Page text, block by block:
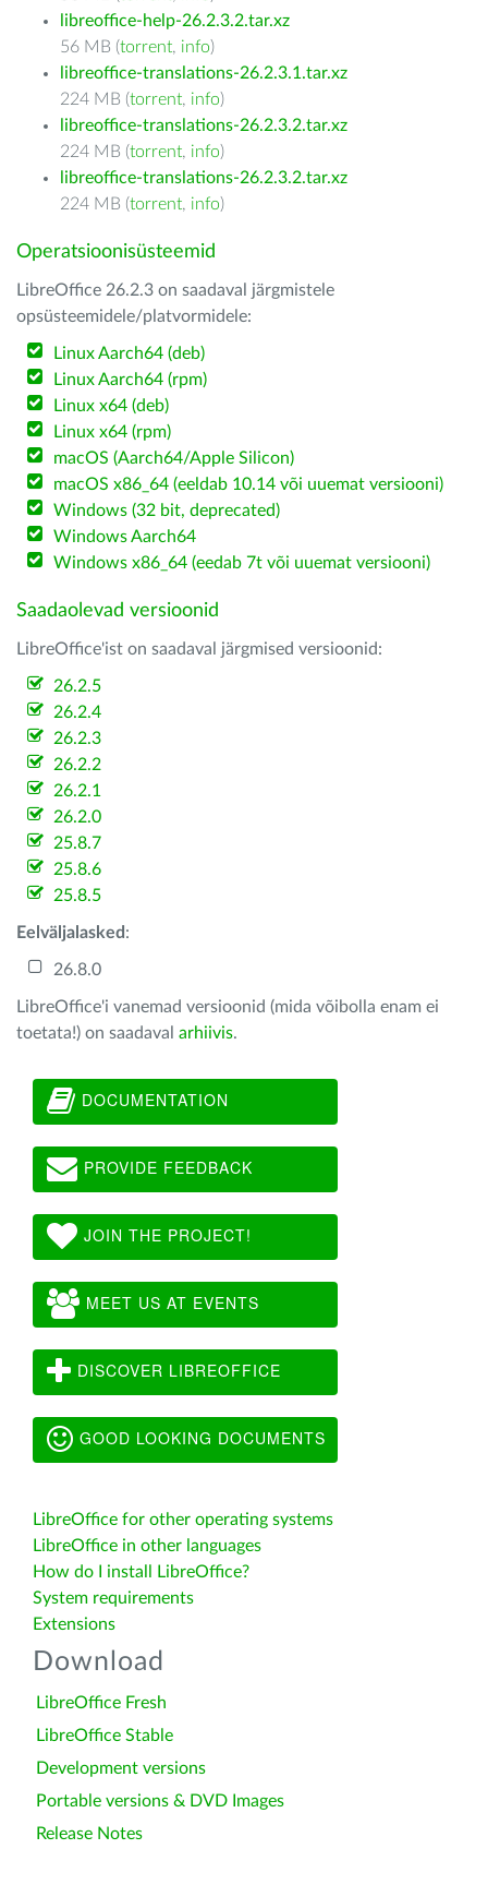
libreoffice-help-26.2.3.2.tar.xz
56 MB (torrent, info)
libreoffice-translations-26.2.3.1.tar.xz
224 MB (torrent, info)
libreoffice-translations-26.2.3.2.tar.xz
224 MB (torrent, info)
libreoffice-translations-26.2.3.2.tar.xz
224 MB (torrent, info)
Operatsioonisüsteemid
LibreOffice 26.2.3 on saadaval järgmistele
opsüsteemidele/platvormidele:
Linux Aarch64 (deb)
Linux Aarch64 (rpm)
Linux x64 (deb)
Linux x64 (rpm)
macOS (Aarch64/Apple Silicon)
macOS x86_64 (eeldab 10.14 või uuemat versiooni)
Windows (32 bit, deprecated)
Windows Aarch64
Windows x86_64 (eedab 7t või uuemat versiooni)
Saadaolevad versioonid
LibreOffice'ist on saadaval järgmised versioonid:
26.2.5
26.2.4
26.2.3
26.2.2
26.2.1
26.2.0
25.8.7
25.8.6
25.8.5
Eelväljalasked :
26.8.0
LibreOffice'i vanemad versioonid (mida võibolla enam ei
toetata!) on saadaval arhiivis.
DOCUMENTATION
PROVIDE FEEDBACK
JOIN THE PROJECT!
MEET US AT EVENTS
DISCOVER LIBREOFFICE
GOOD LOOKING DOCUMENTS
LibreOffice for other operating systems
LibreOffice in other languages
How do I install LibreOffice?
System requirements
Extensions
Download
LibreOffice Fresh
LibreOffice Stable
Development versions
Portable versions & DVD Images
Release Notes